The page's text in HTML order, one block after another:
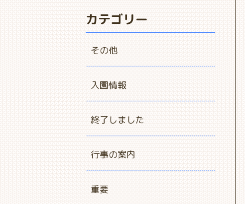
カテゴリー
その他
入園情報
終了しました
行事の案内
重要